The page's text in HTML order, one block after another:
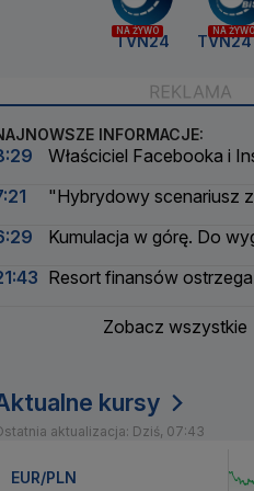
NA ŻYWO
TVN24
NA ŻYWO
TVN24
INFORMACJE:
Właściciel Facebooka i
"Hybrydowy scenariusz
Kumulacja w górę. Do
Resort finansów
Zobacz wszystkie
kursy
aktualizacja: Dziś, 07:43
EUR/PLN